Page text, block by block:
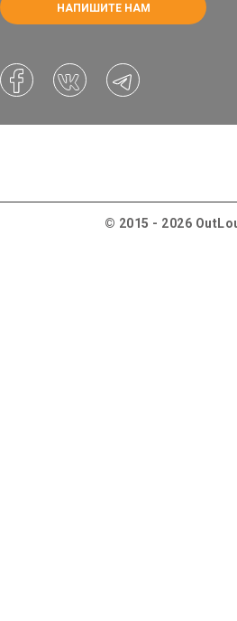
НАПИШИТЕ НАМ
© 2015 - 2026